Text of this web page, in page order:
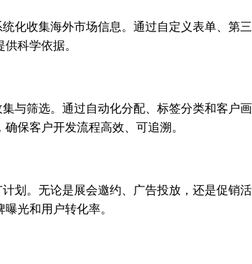
化收集海外市场信息。通过自定义表单、第
科学依据。
与筛选。通过自动化分配、标签分类和客户
保客户开发流程高效、可追溯。
划。无论是展会邀约、广告投放，还是促销
光和用户转化率。